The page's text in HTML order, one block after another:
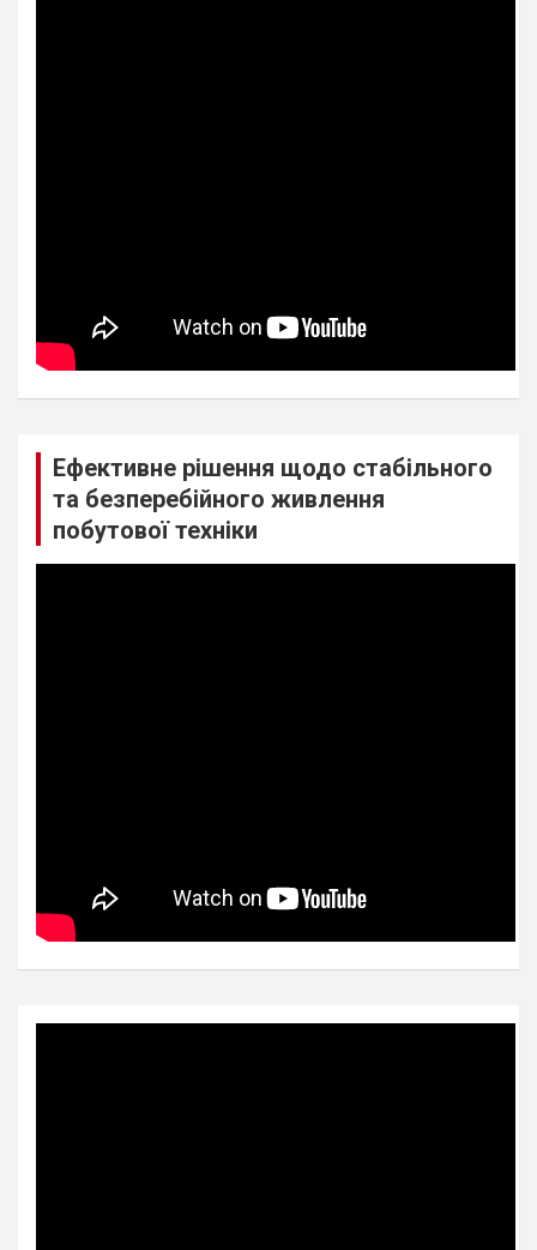
Ефективне рішення щодо стабільного
та безперебійного живлення
побутової техніки